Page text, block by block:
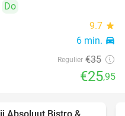
Do
9.7 star
6 min. directions_car
Regulier €35
€25,95